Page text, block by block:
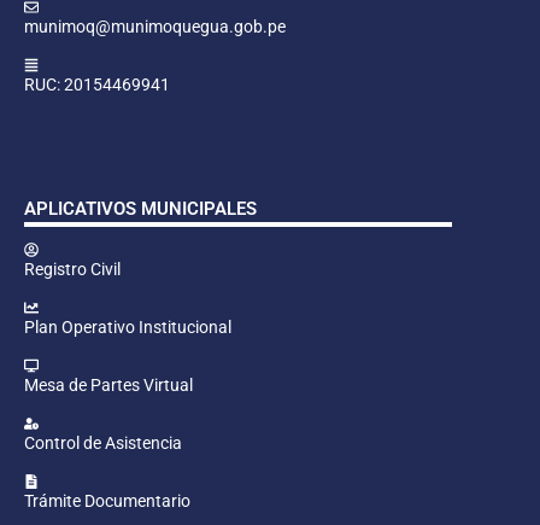
munimoq@munimoquegua.gob.pe
RUC: 20154469941
APLICATIVOS MUNICIPALES
Registro Civil
Plan Operativo Institucional
Mesa de Partes Virtual
Control de Asistencia
Trámite Documentario